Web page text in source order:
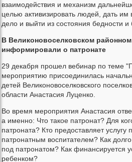
взаимодействия и механизм
целью активизировать людей, дать им
дело и выйти из состояния бедности и
В Великоновоселковском районном
информировали о патронате
29 декабря прошел вебинар по теме
мероприятию присоединилась
детей Великоновоселковского
области Анастасия Луценко.
Во время мероприятия Анастасия
а именно: Что такое патронат? Для
патроната? Кто предоставляет услугу
патронатным воспитателем? Как
под патронатом? Как финансируется
ребенком?